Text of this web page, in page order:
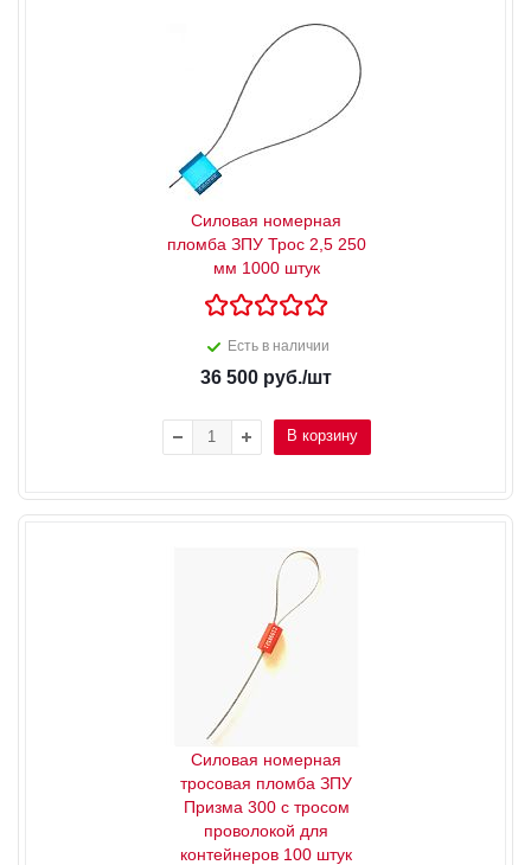
Силовая номерная
пломба ЗПУ Трос 2,5 250
мм 1000 штук
Есть в наличии
36 500 руб./шт
В корзину
Силовая номерная
тросовая пломба ЗПУ
Призма 300 с тросом
проволокой для
контейнеров 100 штук